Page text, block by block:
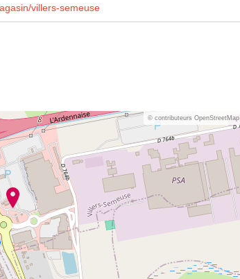
villers-semeuse
© contributeurs OpenStreetMap